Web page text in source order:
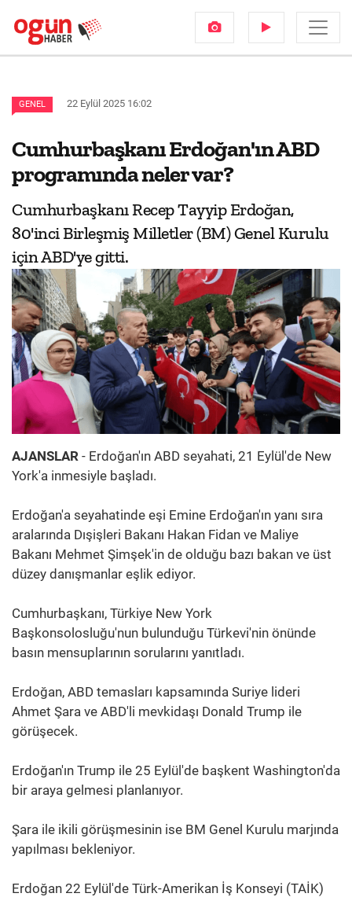
GENEL 22 Eylül 2025 16:02
Cumhurbaşkanı Erdoğan'ın ABD
programında neler var?
Cumhurbaşkanı Recep Tayyip Erdoğan,
80'inci Birleşmiş Milletler (BM) Genel Kurulu
için ABD'ye gitti.
AJANSLAR - Erdoğan'ın ABD seyahati, 21 Eylül'de New
York'a inmesiyle başladı.
Erdoğan'a seyahatinde eşi Emine Erdoğan'ın yanı sıra
aralarında Dışişleri Bakanı Hakan Fidan ve Maliye
Bakanı Mehmet Şimşek'in de olduğu bazı bakan ve üst
düzey danışmanlar eşlik ediyor.
Cumhurbaşkanı, Türkiye New York
Başkonsolosluğu'nun bulunduğu Türkevi'nin önünde
basın mensuplarının sorularını yanıtladı.
Erdoğan, ABD temasları kapsamında Suriye lideri
Ahmet Şara ve ABD'li mevkidaşı Donald Trump ile
görüşecek.
Erdoğan'ın Trump ile 25 Eylül'de başkent Washington'da
bir araya gelmesi planlanıyor.
Şara ile ikili görüşmesinin ise BM Genel Kurulu marjında
yapılması bekleniyor.
Erdoğan 22 Eylül'de Türk-Amerikan İş Konseyi (TAİK)